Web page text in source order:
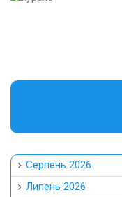
Серпень 2026
Липень 2026